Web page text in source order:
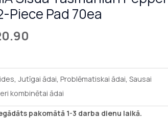
Piece Pad 70ea
€20.90.
,Jutīgai ādai,Problēmatiskai ādai,Sausai
kombinētai ādai
pakomātā 1-3 darba dienu laikā.